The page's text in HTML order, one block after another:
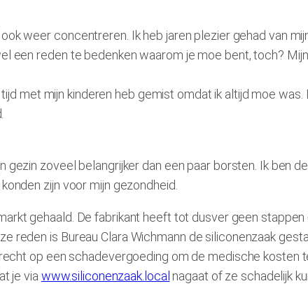
weer concentreren. Ik heb jaren plezier gehad van
reden te bedenken waarom je moe bent, toch?
met mijn kinderen heb gemist omdat ik altijd moe
gezin zoveel belangrijker dan een paar borsten. Ik ben
zijn voor mijn gezondheid.
gehaald. De fabrikant heeft tot dusver geen
is Bureau Clara Wichmann de siliconenzaak
op een schadevergoeding om de medische kosten
je via www.siliconenzaak.local nagaat of ze schadelijk